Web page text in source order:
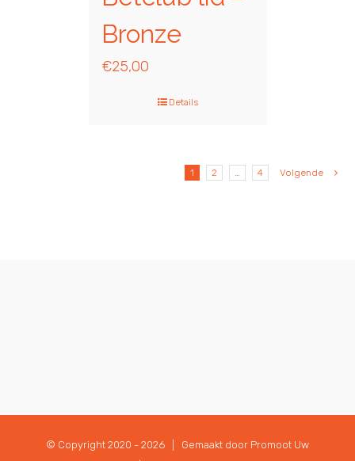
Bronze
€25,00
Details
1 2 … 4 Volgende
© Copyright 2020 - 2026 | Gemaakt door Promoot Uw